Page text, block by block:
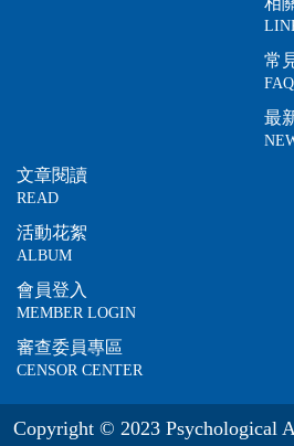
常
FAQ
最
文章閱讀
READ
活動花絮
ALBUM
會員登入
MEMBER LOGIN
審查委員專區
CENSOR CENTER
Copyright © 2023 Psychological